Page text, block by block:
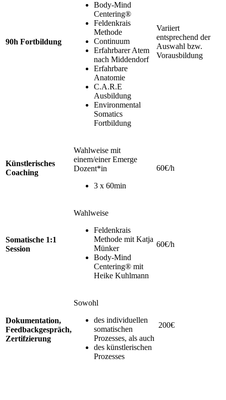
90h Fortbildung
Body-Mind
Centering®
Feldenkrais
Methode
Continuum
Erfahrbarer Atem
nach Middendorf
Erfahrbare
Anatomie
C.A.R.E
Ausbildung
Environmental
Somatics
Fortbildung
Variiert
entsprechend der
Auswahl bzw.
Vorausbildung
Künstlerisches
Coaching
Wahlweise mit
einem/einer Emerge
Dozent*in
3 x 60min
60€/h
Somatische 1:1
Session
Wahlweise
Feldenkrais
Methode mit Katja
Münker
Body-Mind
Centering® mit
Heike Kuhlmann
60€/h
Dokumentation,
Feedbackgespräch,
Zertifzierung
Sowohl
des individuellen
somatischen
Prozesses, als auch
des künstlerischen
Prozesses
200€